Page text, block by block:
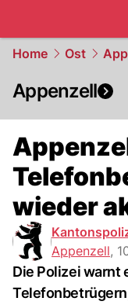
Home Ost
Appenzell
wieder
Appenzell,
Die Polizei warnt